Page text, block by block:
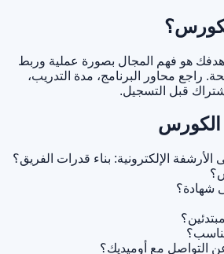
هدفك هو فهم المجال بصورة عملية وربط
راجع محاور البرنامج، مدة التدريب،
قبل التسجيل.
الكورس
الإلكترونية: بناء قدرات الفريق؟
شهادة؟
التواصل مع أوميديك؟